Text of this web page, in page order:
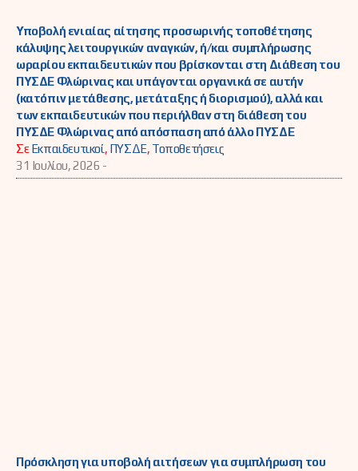
Υποβολή ενιαίας αίτησης προσωρινής τοποθέτησης
κάλυψης λειτουργικών αναγκών, ή/και συμπλήρωσης
ωραρίου εκπαιδευτικών που βρίσκονται στη Διάθεση του
ΠΥΣΔΕ Φλώρινας και υπάγονται οργανικά σε αυτήν
(κατόπιν μετάθεσης, μετάταξης ή διορισμού), αλλά και
των εκπαιδευτικών που περιήλθαν στη διάθεση του
ΠΥΣΔΕ Φλώρινας από απόσπαση από άλλο ΠΥΣΔΕ
ΣεΕκπαιδευτικοί, ΠΥΣΔΕ, Τοποθετήσεις
31 Ιουλίου, 2026 -
Πρόσκληση για υποβολή αιτήσεων για συμπλήρωση του